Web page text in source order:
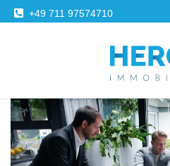
+49 711 97574710